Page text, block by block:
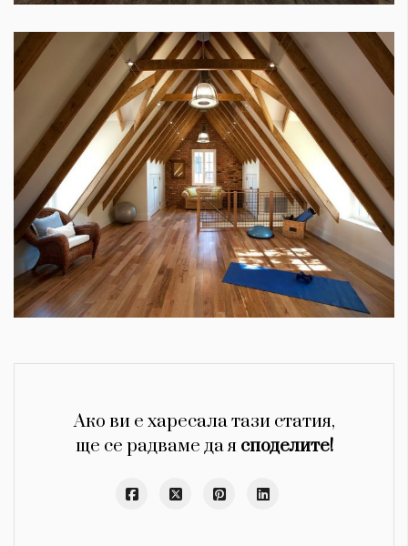
Ако ви е харесала тази статия,
ще се радваме да я споделите!